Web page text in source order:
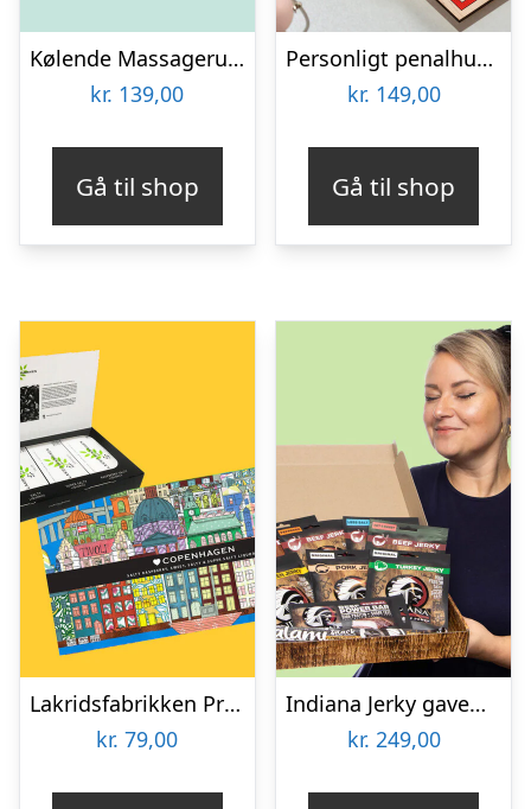
Kølende Massageruller
kr. 139,00
Gå til shop
Personligt penalhus med Retrodesign
kr. 149,00
Gå til shop
Lakridsfabrikken Premiumlakrids – Copenhagen
kr. 79,00
Indiana Jerky gaveæske
kr. 249,00